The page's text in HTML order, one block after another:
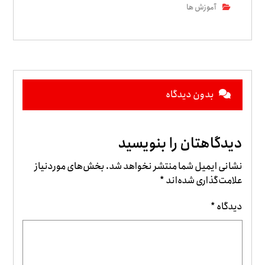
آموزش ها
بدون دیدگاه
دیدگاهتان را بنویسید
نشانی ایمیل شما منتشر نخواهد شد.بخش‌های موردنیاز
علامت‌گذاری شده‌اند*
دیدگاه*